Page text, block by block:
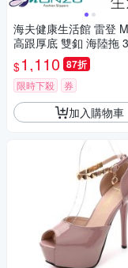
海夫健康生活館 雷登
高跟厚底 雙釦 海陸拖
任選3雙
$1,110 87折
限時下殺 券
加入購物車